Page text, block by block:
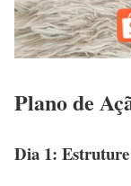
Plano de
Dia 1: